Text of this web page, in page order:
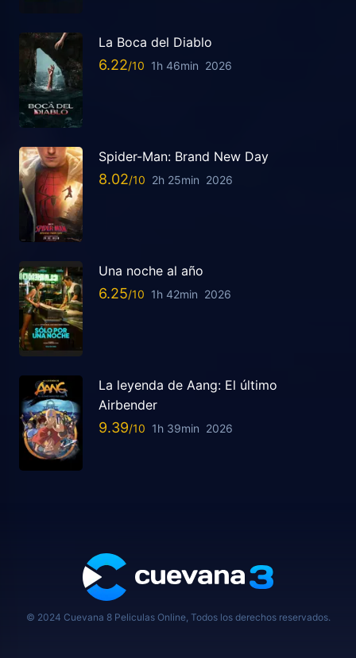
La Boca del Diablo
6.22 1h 46min 2026
Spider-Man: Brand New Day
8.02 2h 25min 2026
Una noche al año
6.25 1h 42min 2026
La leyenda de Aang: El último
Airbender
9.39 1h 39min 2026
© 2024 Cuevana 8 Peliculas Online, Todos los derechos reservados.